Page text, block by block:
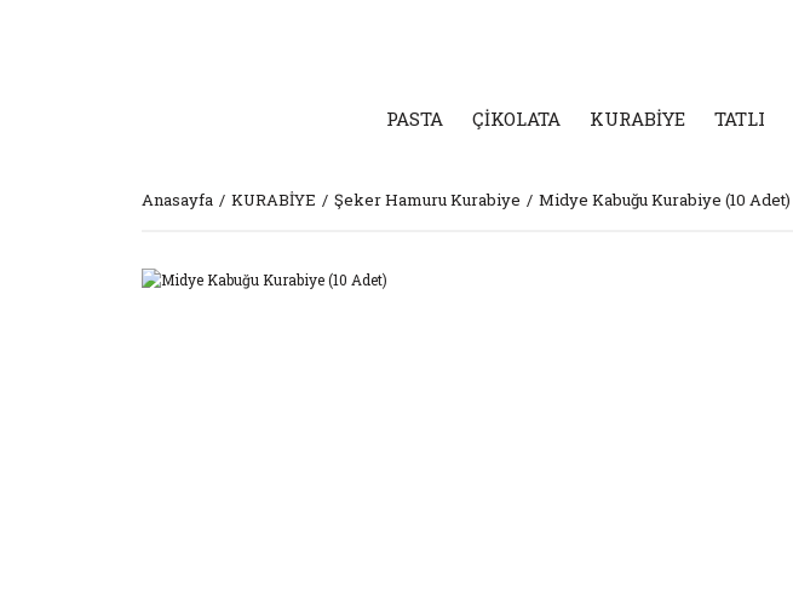
PASTA ÇİKOLATA KURABİYE TATLI
Anasayfa KURABİYE Şeker Hamuru Kurabiye Midye Kabuğu Kurabiye (10 Adet)